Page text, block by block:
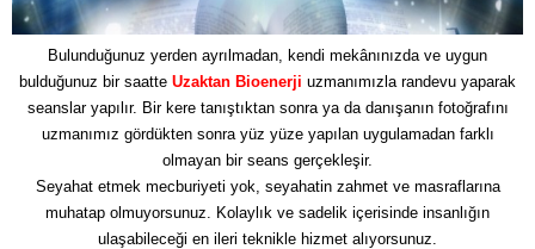
Bulunduğunuz yerden ayrılmadan, kendi mekânınızda ve uygun
bulduğunuz bir saatte Uzaktan Bioenerji uzmanımızla randevu yaparak
seanslar yapılır. Bir kere tanıştıktan sonra ya da danışanın fotoğrafını
uzmanımız gördükten sonra yüz yüze yapılan uygulamadan farklı
olmayan bir seans gerçekleşir.
Seyahat etmek mecburiyeti yok, seyahatin zahmet ve masraflarına
muhatap olmuyorsunuz. Kolaylık ve sadelik içerisinde insanlığın
ulaşabileceği en ileri teknikle hizmet alıyorsunuz.